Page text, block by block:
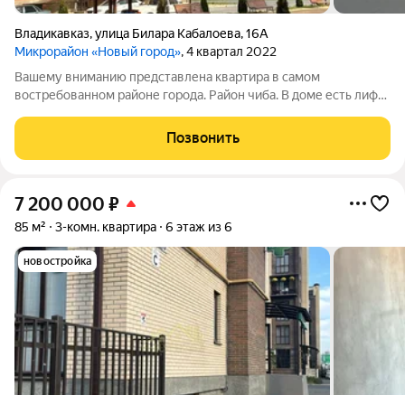
Владикавказ,улица Билара Кабалоева,16А
Микрорайон «Новый город», 4 квартал 2022
Вашему вниманию представлена квартира в самом
востребованном районе города. Район чиба. В доме есть лифт.
высококачественных материалов. Прям напротив дома
строится новая школа и детский сад.
Позвонить
7 200 000 ₽
85 м² 3-комн. квартира 6 этаж из 6
новостройка